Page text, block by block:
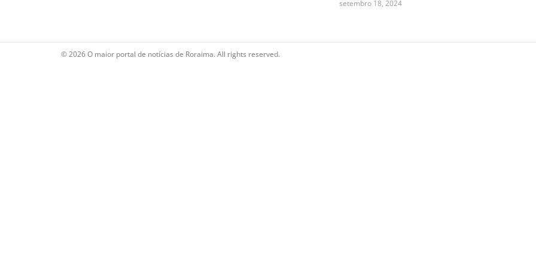
setembro 18, 2024
© 2026 O maior portal de notícias de Roraima. All rights reserved.